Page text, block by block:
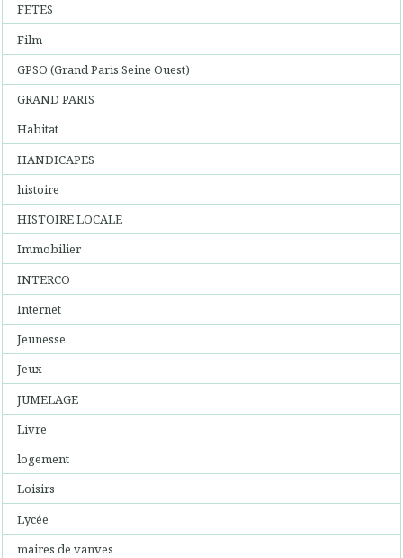
FETES
Film
GPSO (Grand Paris Seine Ouest)
GRAND PARIS
Habitat
HANDICAPES
histoire
HISTOIRE LOCALE
Immobilier
INTERCO
Internet
Jeunesse
Jeux
JUMELAGE
Livre
logement
Loisirs
Lycée
maires de vanves